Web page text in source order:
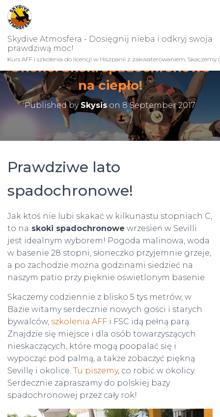
Skydive Atmosfera - Dosięgnij nieba i odkryj swoja
prawdziwą moc!
Kurs AFF i szkolenia do licencji w Hiszpanii z zakwaterowaniem. Skaczemy
Ohoho! Skoki spadochronowe
na ciepło!
Published bySkysison 8 September 2017
Prawdziwe lato
spadochronowe!
Jak ktoś nie lubi skakać w kilkunastu stopniach C,
to na skoki spadochronowe wrzesień w Sevilli
jest idealnym wyborem! Pogoda malinowa, woda
w basenie 28 stopni, słoneczko przyjemnie grzeje,
a po zachodzie można godzinami siedzieć na
naszym patio przy pięknie oświetlonym basenie.
Skaczemy codziennie z blisko 5 tys metrów, w
Bazie witamy serdecznie nowych gości i starych
bywalców, szkolenia AFF i FSC idą pełną parą.
Znajdzie się miejsce i dla osób towarzyszących
nieskaczących, które mogą poopalać się i
wypocząć pod palmą, a także zobaczyć piękną
Sevillę i okolice. Tu piszemy, co robić w okolicy.
Serdecznie zapraszamy do polskiej bazy
spadochronowej przez cały rok!